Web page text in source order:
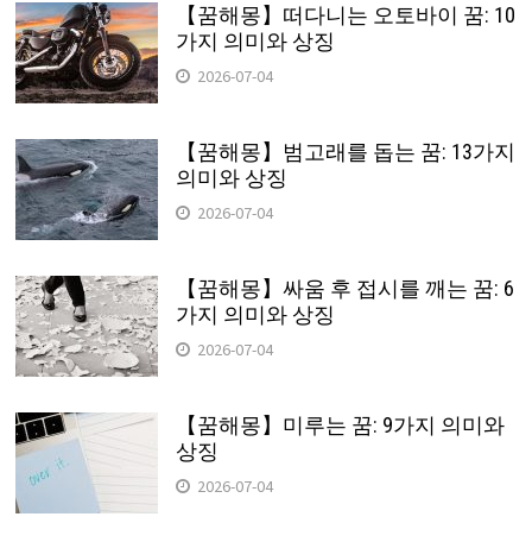
【꿈해몽】떠다니는 오토바이 꿈: 10
가지 의미와 상징
2026-07-04
【꿈해몽】범고래를 돕는 꿈: 13가지
의미와 상징
2026-07-04
【꿈해몽】싸움 후 접시를 깨는 꿈: 6
가지 의미와 상징
2026-07-04
【꿈해몽】미루는 꿈: 9가지 의미와
상징
2026-07-04